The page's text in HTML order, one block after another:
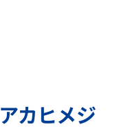
アカヒメジ